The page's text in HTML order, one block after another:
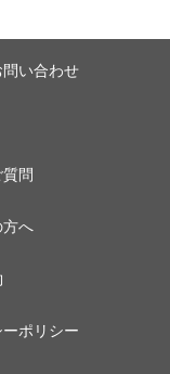
い合わせ
問
方へ
ポリシー